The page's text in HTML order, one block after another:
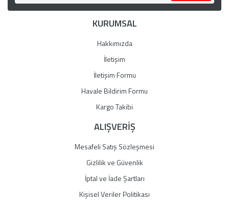
Ürün bilgilerinde hatalar bulunuyor.
Ürün fiyatı diğer sitelerden daha pahalı.
Gönder
KURUMSAL
Hakkımızda
İletişim
İletişim Formu
Havale Bildirim Formu
Kargo Takibi
ALIŞVERİŞ
Mesafeli Satış Sözleşmesi
Gizlilik ve Güvenlik
İptal ve İade Şartları
Kişisel Veriler Politikası